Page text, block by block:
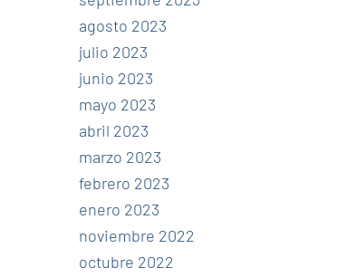
agosto 2023
julio 2023
junio 2023
mayo 2023
abril 2023
marzo 2023
febrero 2023
enero 2023
noviembre 2022
octubre 2022